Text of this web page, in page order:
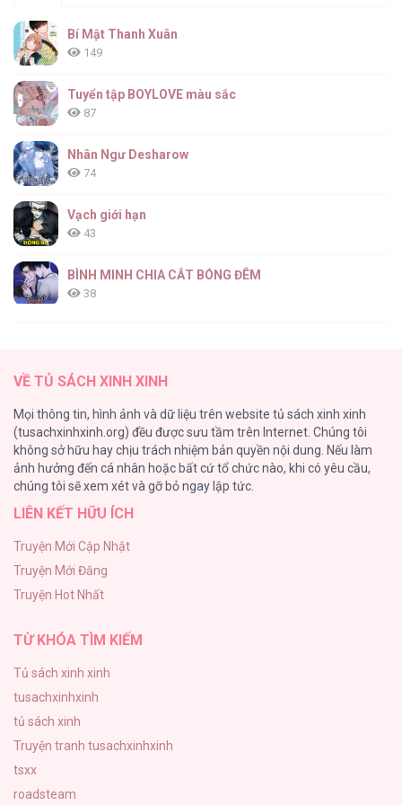
Không Đội Trời Chung [...] – Chap 35
Không Đội Trời Chung [...] – Chap 34
Không Đội Trời Chung [...] – Chap 33
Không Đội Trời Chung [...] – Chap 32
Mười Năm Sau, Tôi Kết Hôn Cùng Kẻ Thù
Không Đội Trời Chung [...] – Chap 31
Bí Mật Thanh Xuân
149
Tuyển tập BOYLOVE màu sắc
87
Nhân Ngư Desharow
74
Vạch giới hạn
43
BÌNH MINH CHIA CẮT BÓNG ĐÊM
38
26
Rổn Nước Lì
26
Tuyển Tập Manhwa Côn Trùng
Phạm Luật
25
VỀ TỦ SÁCH XINH XINH
Mọi thông tin, hình ảnh và dữ liệu trên website tủ sách xinh xinh
(tusachxinhxinh.org) đều được sưu tầm trên Internet. Chúng tôi
không sở hữu hay chịu trách nhiệm bản quyền nội dung. Nếu làm
ảnh hưởng đến cá nhân hoặc bất cứ tổ chức nào, khi có yêu cầu,
chúng tôi sẽ xem xét và gỡ bỏ ngay lập tức.
LIÊN KẾT HỮU ÍCH
Truyện Mới Cập Nhật
Truyện Mới Đăng
Truyện Hot Nhất
TỪ KHÓA TÌM KIẾM
Tủ sách xinh xinh
tusachxinhxinh
tủ sách xinh
Truyện tranh tusachxinhxinh
tsxx
roadsteam